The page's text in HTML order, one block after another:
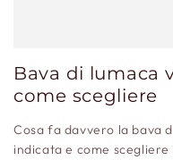
Bava di lumaca
come scegliere
Cosa fa davvero la bava
indicata e come